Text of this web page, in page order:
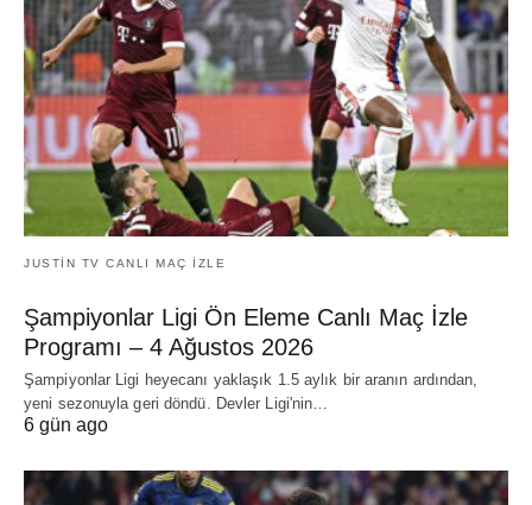
JUSTIN TV CANLI MAÇ İZLE
Şampiyonlar Ligi Ön Eleme Canlı Maç İzle
Programı – 4 Ağustos 2026
Şampiyonlar Ligi heyecanı yaklaşık 1.5 aylık bir aranın ardından,
yeni sezonuyla geri döndü. Devler Ligi'nin…
6 gün ago